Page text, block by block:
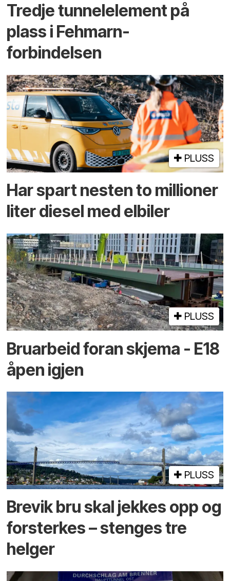
Tredje tunnel­element på
plass i Fehmarn-
forbindelsen
PLUSS
Har spart nesten to millioner
liter diesel med elbiler
PLUSS
Bruarbeid foran skjema - E18
åpen igjen
PLUSS
Brevik bru skal jekkes opp og
forsterkes – stenges tre
helger